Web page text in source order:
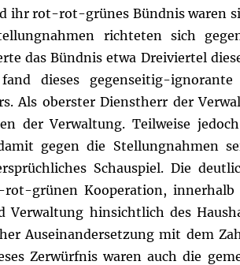
ihr rot-rot-grünes Bündnis waren
richteten sich
das Bündnis etwa Dreiviertel
dieses gegenseitig-
Als oberster Dienstherr der
der Verwaltung. Teilweise
gegen die Stellungnahmen
Schauspiel. Die
grünen Kooperation, innerhalb
Verwaltung hinsichtlich des
Auseinandersetzung mit dem
Zerwürfnis waren auch die